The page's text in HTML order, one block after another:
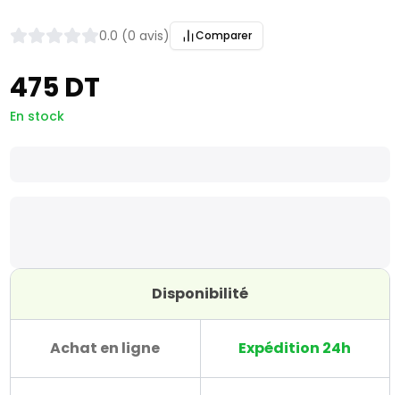
0.0 (0 avis) Comparer
475 DT
En stock
Disponibilité
Achat en ligne Expédition 24h